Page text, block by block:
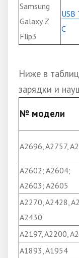
Samsung
Galaxy Z
Flip3
USB
C
Ниже в
зарядки и
№ модели
A2696, A2757,
A2602; A2604;
A2603; A2605
A2270, A2428,
A2430
A2197, A2200,
A1893, A1954